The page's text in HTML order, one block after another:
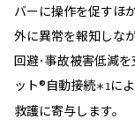
バーに操作を促すほ
外に異常を報知しな
回避･事故被害低減
ット®自動接続＊1 に
救護に寄与します。